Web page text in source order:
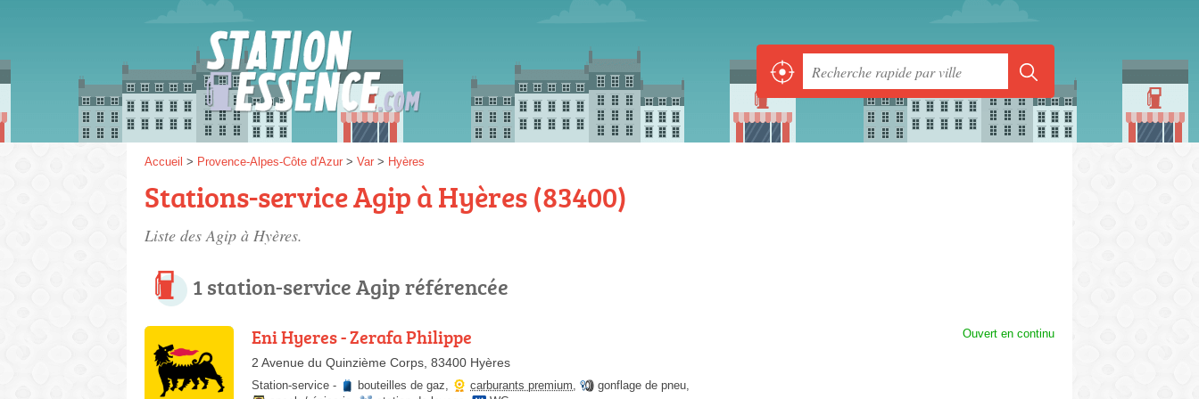
Accueil > Provence-Alpes-Côte d'Azur > Var > Hyères
Stations-service Agip à Hyères (83400)
Liste des Agip à Hyères.
1 station-service Agip référencée
Eni Hyeres - Zerafa Philippe
2 Avenue du Quinzième Corps, 83400 Hyères
Ouvert en continu
Station-service - bouteilles de gaz, carburants premium, gonflage de pneu,
Gazole :
Disponible Épuisé
SP 98 :
Disponible